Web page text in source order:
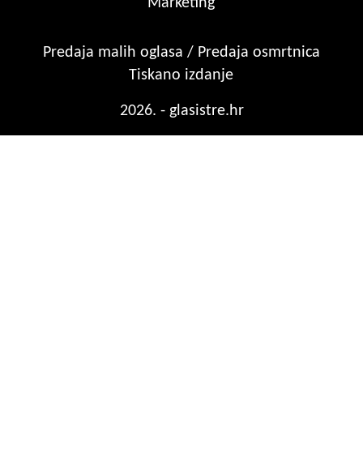
Marketing
Predaja malih oglasa / Predaja osmrtnica
Tiskano izdanje
2026. - glasistre.hr